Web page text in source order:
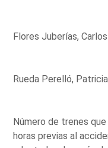
Flores Juberías, Carlos
Rueda Perelló, Patricia
Número de trenes
horas previas al